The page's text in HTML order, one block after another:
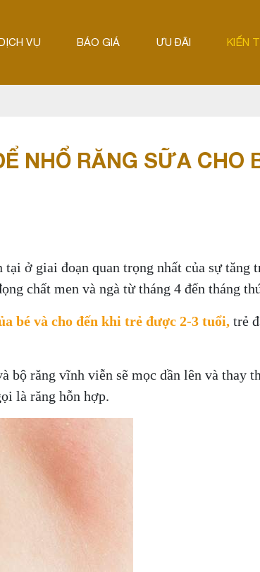
VỤ BÁO GIÁ ƯU ĐÃI KIẾN
NHỔ RĂNG SỮA CHO
ở giai đoạn quan trọng nhất của sự tăng
chất men và ngà từ tháng 4 đến tháng
bé và cho đến khi trẻ được 2-3 tuổi, trẻ
răng vĩnh viễn sẽ mọc dần lên và thay
là răng hỗn hợp.